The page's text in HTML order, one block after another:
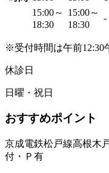
15:00～
18:30
15:00～
18:30
-
※受付時間は午前12:30
休診日
日曜・祝日
おすすめポイント
京成電鉄松戸線高根木
付・Ｐ有